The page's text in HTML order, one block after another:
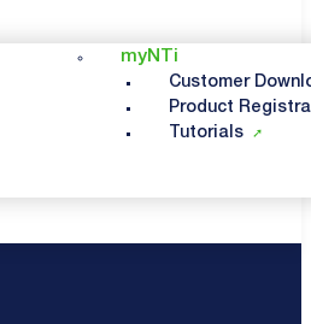
myNTi
Customer
Product
Tutorials